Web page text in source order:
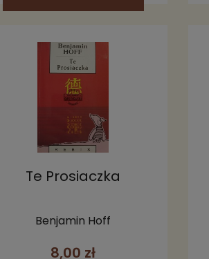
Te Prosiaczka
Benjamin Hoff
8,00 zł